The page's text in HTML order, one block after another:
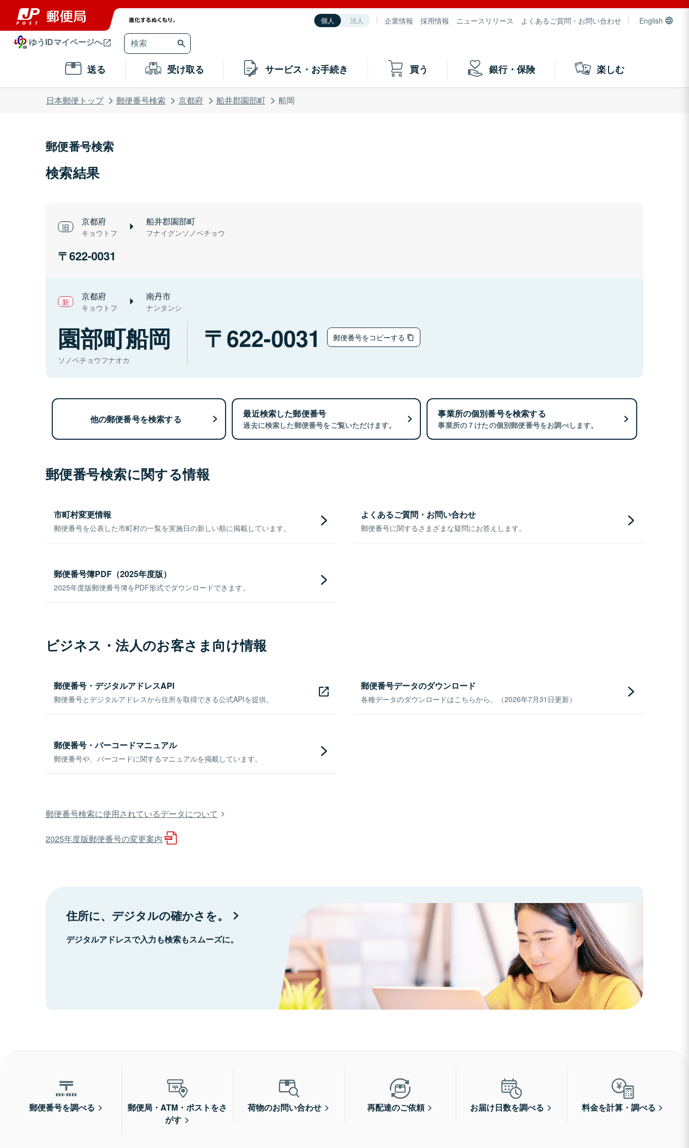
個人 法人 企業情報 採用情報 ニュースリリース よくあるご質問・お問い合わせ English
ゆうIDマイページへ
送る 受け取る サービス・お手続き 買う 銀行・保険 楽しむ
日本郵便トップ 郵便番号検索 京都府 船井郡園部町 船岡
郵便番号検索
検索結果
京都府
キョウトフ
船井郡園部町
フナイグンソノベチョウ
622-0031
京都府
キョウトフ
南丹市
ナンタンシ
園部町船岡
ソノベチョウフナオカ
622-0031 郵便番号をコピーする
他の郵便番号を検索する 最近検索した郵便番号
過去に検索した郵便番号をご覧いただけます。
事業所の個別番号を検索する
事業所の７けたの個別郵便番号をお調べします。
郵便番号検索に関する情報
市町村変更情報
郵便番号を公表した市町村の一覧を実施日の新しい順に掲載しています。
よくあるご質問・お問い合わせ
郵便番号に関するさまざまな疑問にお答えします。
郵便番号簿PDF（2025年度版）
2025年度版郵便番号簿をPDF形式でダウンロードできます。
ビジネス・法人のお客さま向け情報
郵便番号・デジタルアドレスAPI
郵便番号とデジタルアドレスから住所を取得できる公式APIを提供。
郵便番号データのダウンロード
各種データのダウンロードはこちらから。（2026年7月31日更新）
郵便番号・バーコードマニュアル
郵便番号や、バーコードに関するマニュアルを掲載しています。
郵便番号検索に使用されているデータについて
2025年度版郵便番号の変更案内
住所に、デジタルの確かさを。
デジタルアドレスで入力も検索もスムーズに。
郵便番号を調べる
郵便局・ATM・ポストをさ
がす
荷物のお問い合わせ 再配達のご依頼 お届け日数を調べる 料金を計算・調べる